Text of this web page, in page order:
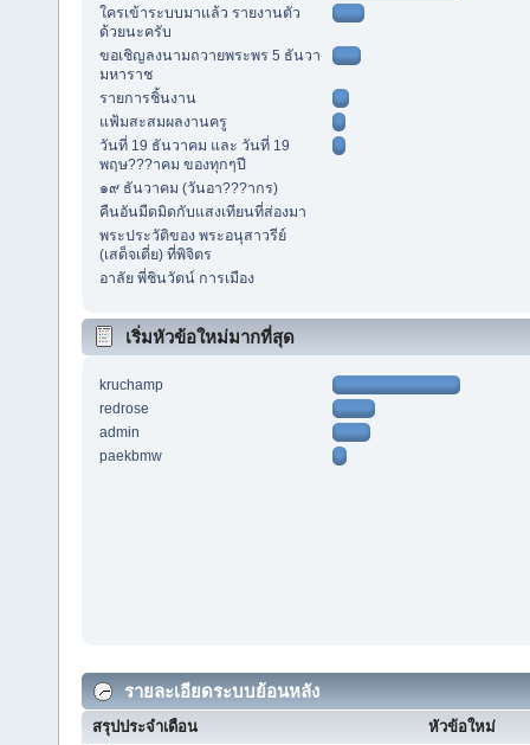
ใครเข้าระบบมาแล้ว รายงานตัว
ด้วยนะครับ
ขอเชิญลงนามถวายพระพร 5 ธันวา
มหาราช
รายการชิ้นงาน
แฟ้มสะสมผลงานครู
วันที่ 19 ธันวาคม และ วันที่ 19
พฤษ???าคม ของทุกๆปี
๑๙ ธันวาคม (วันอา???ากร)
คืนอันมืดมิดกับแสงเทียนที่ส่องมา
พระประวัติของ พระอนุสาวรีย์
(เสด็จเตี่ย) ที่พิจิตร
อาลัย พี่ชินวัตน์ การเมือง
เริ่มหัวข้อใหม่มากที่สุด
kruchamp
redrose
admin
paekbmw
รายละเอียดระบบย้อนหลัง
สรุปประจำเดือน หัวข้อใหม่